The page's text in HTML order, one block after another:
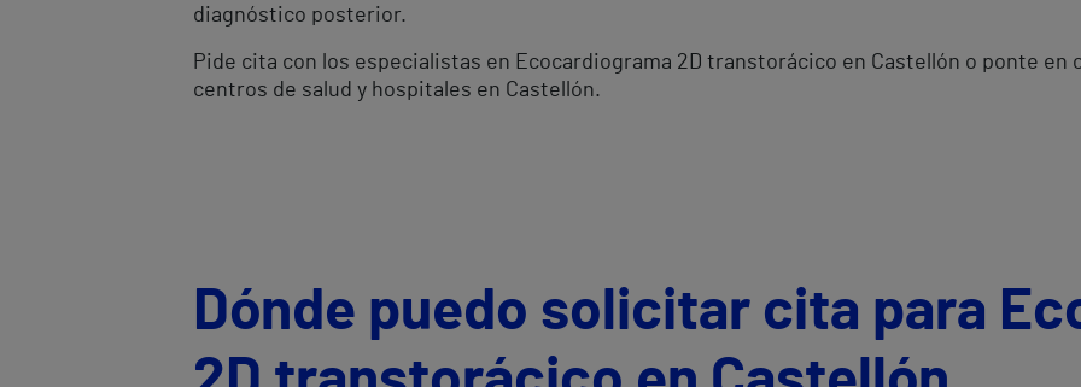
diagnóstico posterior.
Pide cita con los especialistas en Ecocardiograma 2D transtorácico en Castellón o ponte
centros de salud y hospitales en Castellón.
Dónde puedo solicitar cita para